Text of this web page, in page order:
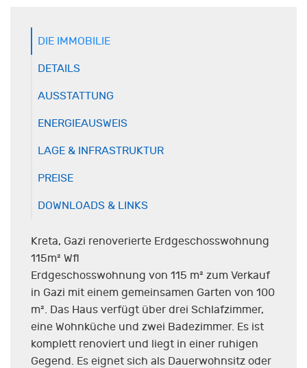
DIE IMMOBILIE
DETAILS
AUSSTATTUNG
ENERGIEAUSWEIS
LAGE & INFRASTRUKTUR
PREISE
DOWNLOADS & LINKS
Kreta, Gazi renoverierte Erdgeschosswohnung
115m² Wfl
Erdgeschosswohnung von 115 m² zum Verkauf
in Gazi mit einem gemeinsamen Garten von 100
m². Das Haus verfügt über drei Schlafzimmer,
eine Wohnküche und zwei Badezimmer. Es ist
komplett renoviert und liegt in einer ruhigen
Gegend. Es eignet sich als Dauerwohnsitz oder